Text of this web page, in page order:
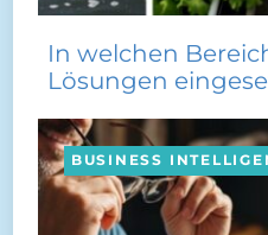
In welchen
Lösungen
BUSINESS